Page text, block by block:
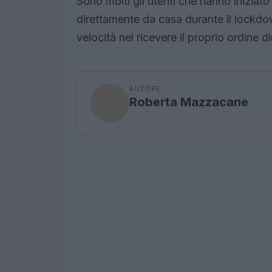
direttamente da casa durante il
velocità nel ricevere il proprio ordine
AUTORE
Roberta Mazzacane